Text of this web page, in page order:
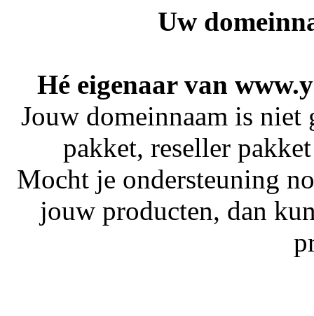
Uw
Hé eigenaar van
Jouw domeinnaam is
pakket, reseller
Mocht je ondersteuning
jouw producten, dan